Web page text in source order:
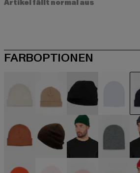
Artikel fällt normal aus
FARBOPTIONEN
schwarz